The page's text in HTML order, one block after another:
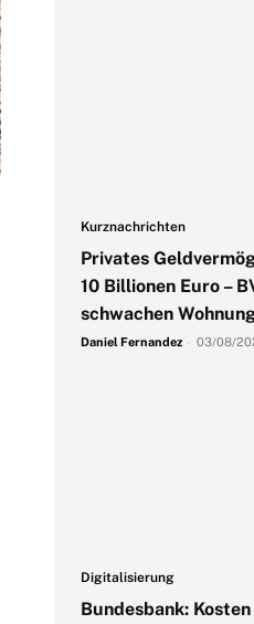
Kurznachrichten
Privates
10 Billionen Euro –
schwachen
Daniel Fernandez 03/08/
Digitalisierung
Bundesbank: